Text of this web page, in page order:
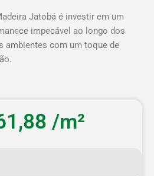
Jatobá é investir em um
impecável ao longo dos
ambientes com um toque de
/m²